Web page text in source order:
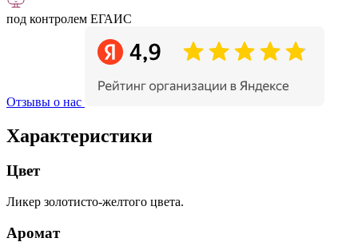
под контролем ЕГАИС
Отзывы о нас
Характеристики
Цвет
Ликер золотисто-желтого цвета.
Аромат